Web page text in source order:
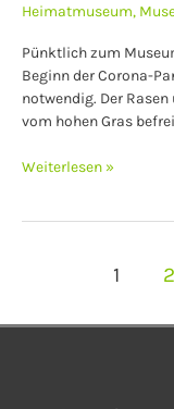
Heimatmuseum,
Pünktlich zum
Beginn der Corona-
notwendig. Der
vom hohen Gras
Weiterlesen »
1 2